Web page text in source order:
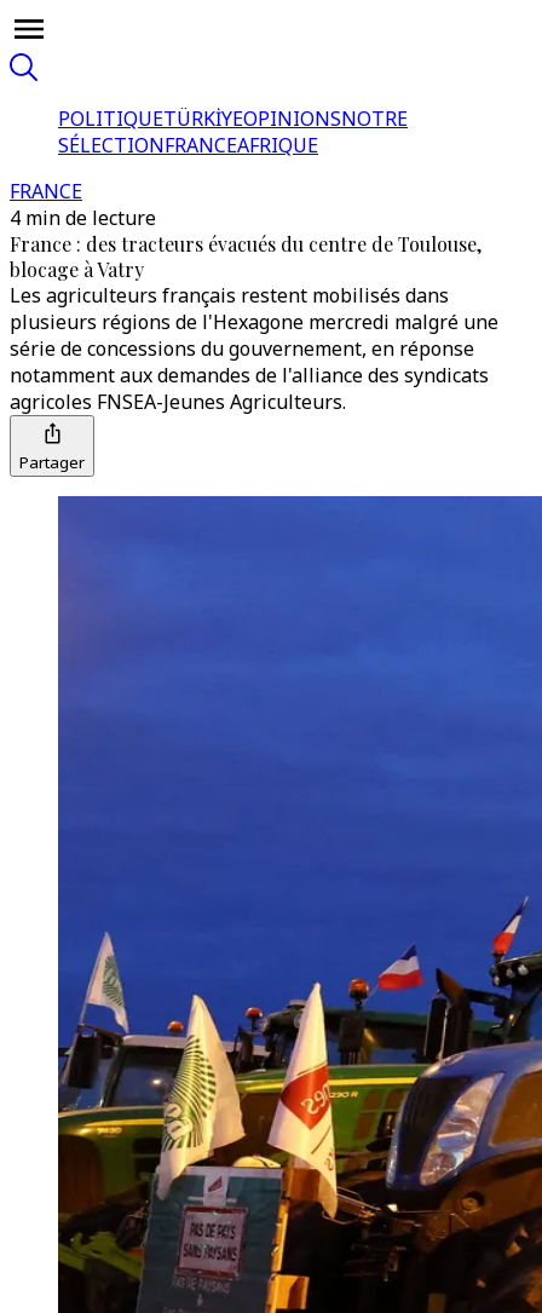
POLITIQUETÜRKİYEOPINIONSNOTRE
SÉLECTIONFRANCEAFRIQUE
FRANCE
4 min de lecture
France : des tracteurs évacués du centre de Toulouse,
blocage à Vatry
Les agriculteurs français restent mobilisés dans
plusieurs régions de l'Hexagone mercredi malgré une
série de concessions du gouvernement, en réponse
notamment aux demandes de l'alliance des syndicats
agricoles FNSEA-Jeunes Agriculteurs.
Partager